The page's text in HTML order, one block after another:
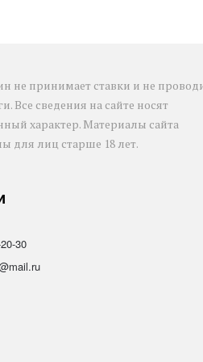
не принимает ставки и не
Все сведения на сайте носят
характер. Материалы сайта
для лиц старше 18 лет.
30